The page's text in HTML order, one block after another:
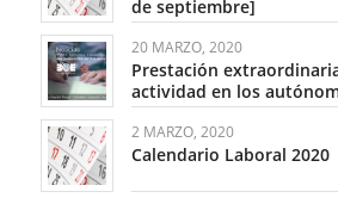
de septiembre]
20 MARZO, 2020
Prestación
actividad en los
2 MARZO, 2020
Calendario Laboral 2020